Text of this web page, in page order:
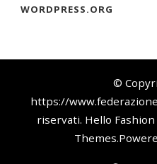
WORDPRESS.ORG
©
https://
riservati. Hello
Themes